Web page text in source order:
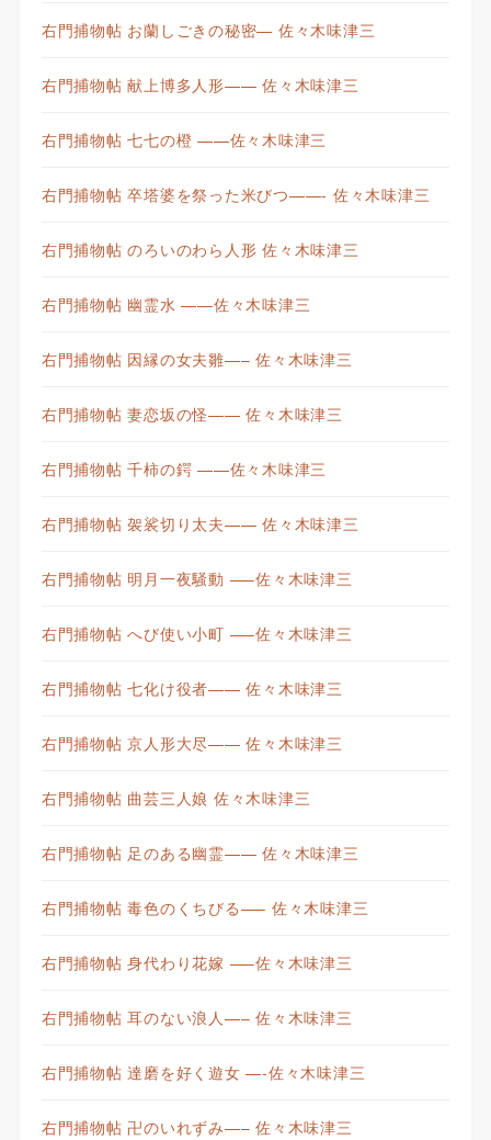
右門捕物帖 お蘭しごきの秘密— 佐々木味津三
右門捕物帖 献上博多人形—— 佐々木味津三
右門捕物帖 七七の橙 ——佐々木味津三
右門捕物帖 卒塔婆を祭った米びつ——- 佐々木味津三
右門捕物帖 のろいのわら人形 佐々木味津三
右門捕物帖 幽霊水 ——佐々木味津三
右門捕物帖 因縁の女夫雛—– 佐々木味津三
右門捕物帖 妻恋坂の怪—— 佐々木味津三
右門捕物帖 千柿の鍔 ——佐々木味津三
右門捕物帖 袈裟切り太夫—— 佐々木味津三
右門捕物帖 明月一夜騒動 —–佐々木味津三
右門捕物帖 へび使い小町 —–佐々木味津三
右門捕物帖 七化け役者—— 佐々木味津三
右門捕物帖 京人形大尽—— 佐々木味津三
右門捕物帖 曲芸三人娘 佐々木味津三
右門捕物帖 足のある幽霊—— 佐々木味津三
右門捕物帖 毒色のくちびる—– 佐々木味津三
右門捕物帖 身代わり花嫁 —–佐々木味津三
右門捕物帖 耳のない浪人—– 佐々木味津三
右門捕物帖 達磨を好く遊女 —-佐々木味津三
右門捕物帖 卍のいれずみ—– 佐々木味津三